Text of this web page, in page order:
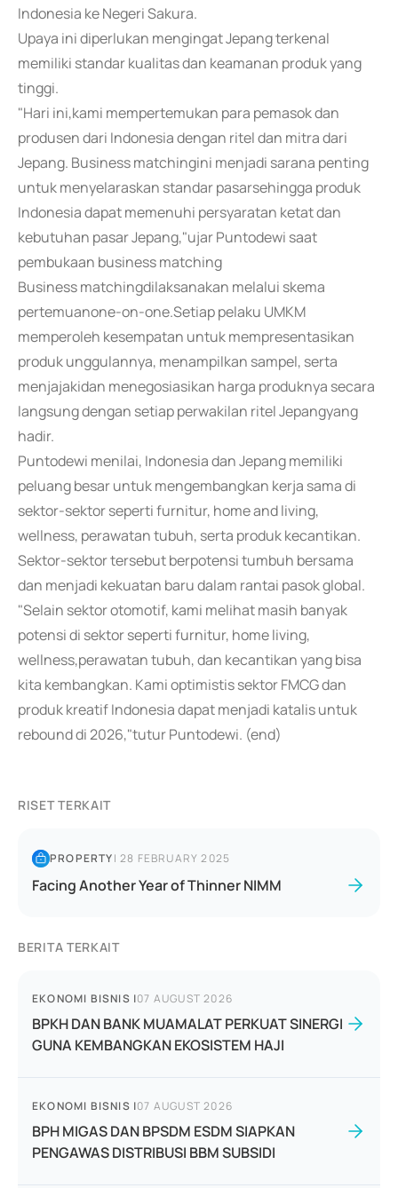
Indonesia ke Negeri Sakura.
Upaya ini diperlukan mengingat Jepang terkenal
memiliki standar kualitas dan keamanan produk yang
tinggi.
"Hari ini,kami mempertemukan para pemasok dan
produsen dari Indonesia dengan ritel dan mitra dari
Jepang. Business matchingini menjadi sarana penting
untuk menyelaraskan standar pasarsehingga produk
Indonesia dapat memenuhi persyaratan ketat dan
kebutuhan pasar Jepang,"ujar Puntodewi saat
pembukaan business matching
Business matchingdilaksanakan melalui skema
pertemuanone-on-one.Setiap pelaku UMKM
memperoleh kesempatan untuk mempresentasikan
produk unggulannya, menampilkan sampel, serta
menjajakidan menegosiasikan harga produknya secara
langsung dengan setiap perwakilan ritel Jepangyang
hadir.
Puntodewi menilai, Indonesia dan Jepang memiliki
peluang besar untuk mengembangkan kerja sama di
sektor-sektor seperti furnitur, home and living,
wellness, perawatan tubuh, serta produk kecantikan.
Sektor-sektor tersebut berpotensi tumbuh bersama
dan menjadi kekuatan baru dalam rantai pasok global.
"Selain sektor otomotif, kami melihat masih banyak
potensi di sektor seperti furnitur, home living,
wellness,perawatan tubuh, dan kecantikan yang bisa
kita kembangkan. Kami optimistis sektor FMCG dan
produk kreatif Indonesia dapat menjadi katalis untuk
rebound di 2026,"tutur Puntodewi. (end)
RISET TERKAIT
PROPERTY|28 FEBRUARY 2025
Facing Another Year of Thinner NIMM
BERITA TERKAIT
EKONOMI BISNIS |07 AUGUST 2026
BPKH DAN BANK MUAMALAT PERKUAT SINERGI
GUNA KEMBANGKAN EKOSISTEM HAJI
EKONOMI BISNIS |07 AUGUST 2026
BPH MIGAS DAN BPSDM ESDM SIAPKAN
PENGAWAS DISTRIBUSI BBM SUBSIDI